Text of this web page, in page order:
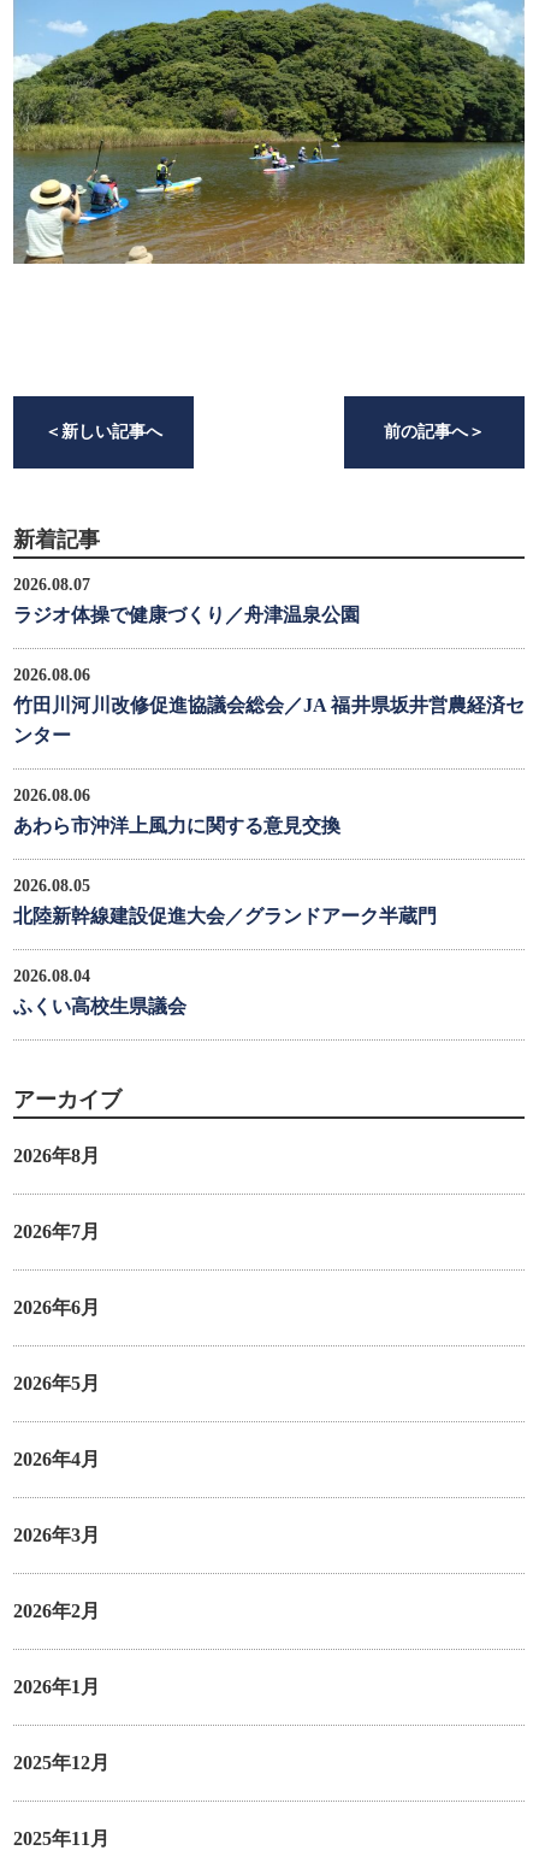
前の記事へ＞
＜ 新しい記事へ
新着記事
2026.08.07
ラジオ体操で健康づくり／舟津温泉公園
2026.08.06
竹田川河川改修促進協議会総会／JA 福井県坂井営農経済セ
ンター
2026.08.06
あわら市沖洋上風力に関する意見交換
2026.08.05
北陸新幹線建設促進大会／グランドアーク半蔵門
2026.08.04
ふくい高校生県議会
アーカイブ
2026年8月
2026年7月
2026年6月
2026年5月
2026年4月
2026年3月
2026年2月
2026年1月
2025年12月
2025年11月